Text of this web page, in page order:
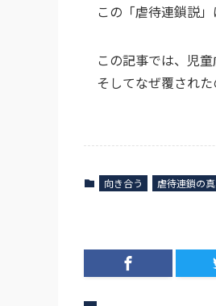
この「虐待連鎖説
この記事では、児
そしてなぜ覆された
向き合う 虐待連鎖の